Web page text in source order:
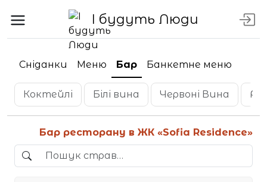
І будуть Люди
Сніданки Меню Бар Банкетне меню
Коктейлі Білі вина Червоні Вина
Бар ресторану в ЖК «Sofia Residence»